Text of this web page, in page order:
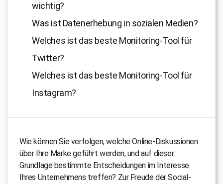
wichtig?
Was ist Datenerhebung in sozialen Medien?
Welches ist das beste Monitoring-Tool für
Twitter?
Welches ist das beste Monitoring-Tool für
Instagram?
Wie können Sie verfolgen, welche Online-Diskussionen
über Ihre Marke geführt werden, und auf dieser
Grundlage bestimmte Entscheidungen im Interesse
Ihres Unternehmens treffen? Zur Freude der Social-